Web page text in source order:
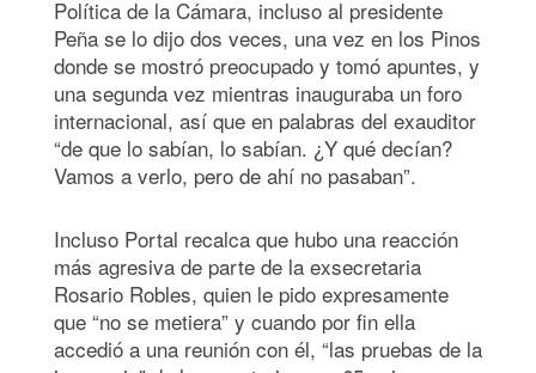
Política de la Cámara, incluso al presidente
Peña se lo dijo dos veces, una vez en los Pinos
donde se mostró preocupado y tomó apuntes, y
una segunda vez mientras inauguraba un foro
internacional, así que en palabras del exauditor
“de que lo sabían, lo sabían. ¿Y qué decían?
Vamos a verlo, pero de ahí no pasaban”.
Incluso Portal recalca que hubo una reacción
más agresiva de parte de la exsecretaria
Rosario Robles, quien le pido expresamente
que “no se metiera” y cuando por fin ella
accedió a una reunión con él, “las pruebas de la